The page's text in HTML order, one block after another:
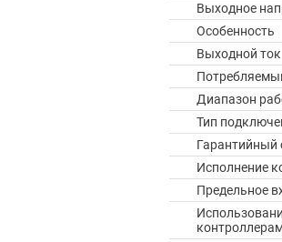
Выходное
Особенность
Выходной ток
Диапазон
Тип
Гарантийный
Исполнение
Предельное